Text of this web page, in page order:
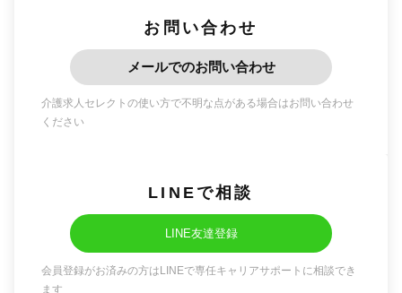
お問い合わせ
メールでのお問い合わせ
介護求人セレクトの使い方で不明な点がある場合はお問い合わせ
ください
LINEで相談
LINE友達登録
会員登録がお済みの方はLINEで専任キャリアサポートに相談でき
ます